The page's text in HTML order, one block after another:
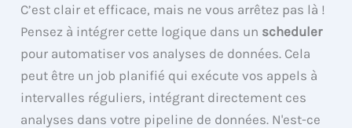
C’est clair et efficace, mais ne vous arrêtez pas là !
Pensez à intégrer cette logique dans un scheduler
pour automatiser vos analyses de données. Cela
peut être un job planifié qui exécute vos appels à
intervalles réguliers, intégrant directement ces
analyses dans votre pipeline de données. N'est-ce